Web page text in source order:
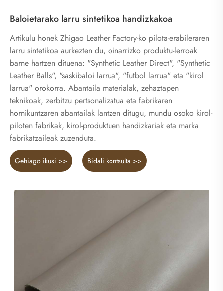
Baloietarako larru sintetikoa handizkakoa
Artikulu honek Zhigao Leather Factory-ko pilota-erabileraren
larru sintetikoa aurkezten du, oinarrizko produktu-lerroak
barne hartzen dituena: "Synthetic Leather Direct", "Synthetic
Leather Balls", "saskibaloi larrua", "futbol larrua" eta "kirol
larrua" orokorra. Abantaila materialak, zehaztapen
teknikoak, zerbitzu pertsonalizatua eta fabrikaren
hornikuntzaren abantailak lantzen ditugu, mundu osoko kirol-
piloten fabrikak, kirol-produktuen handizkariak eta marka
fabrikatzaileak zuzenduta.
Gehiago ikusi >> Bidali kontsulta >>